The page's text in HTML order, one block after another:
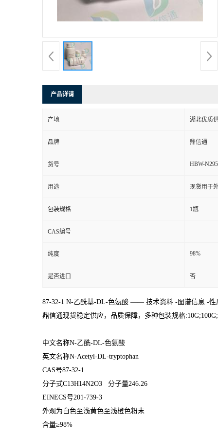
产品详请
产地 湖北优质
品牌 鼎信通
货号 HBW-N295
用途 现货用于
包装规格 1瓶
CAS编号
纯度 98%
是否进口 否
87-32-1 N-乙酰基-DL-色氨酸 —— 技术资料 -图谱信息 -性
鼎信通现货稳定供应，品质保障，多种包装规格
中文名称N-乙酰-DL-色氨酸
英文名称N-Acetyl-DL-tryptophan
CAS号87-32-1
分子式C13H14N2O3 分子量246.26
EINECS号201-739-3
外观为 白色至浅黄色至浅橙色粉末
含量≥98%